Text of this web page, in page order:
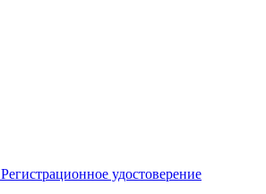
Регистрационное удостоверение